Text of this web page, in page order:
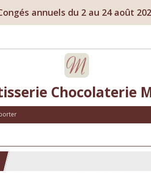
annuels du 2 au 24 août
Chocolaterie